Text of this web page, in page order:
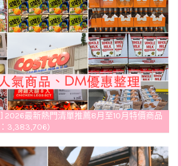
2026最新熱門清單推薦8月至10月特價商品
3,383,706)